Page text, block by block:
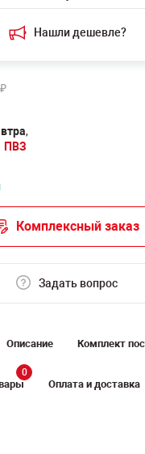
Нашли дешевле?
₽
,
ПВЗ
Комплексный заказ
Задать вопрос
Описание Комплект
0
Оплата и доставка